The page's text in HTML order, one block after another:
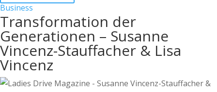
Business
Transformation der
Generationen – Susanne
Vincenz-Stauffacher & Lisa
Vincenz